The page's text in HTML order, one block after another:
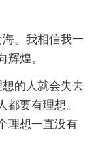
。我相信我一
辉煌。
的人就会失去
都要有理想。
理想一直没有